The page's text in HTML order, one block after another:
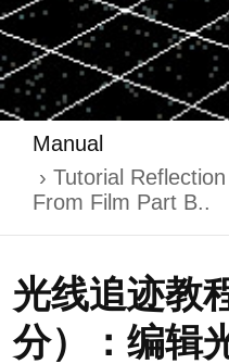
Manual
Tutorial Reflection
From Film Part B..
光线追迹教
分）：编辑